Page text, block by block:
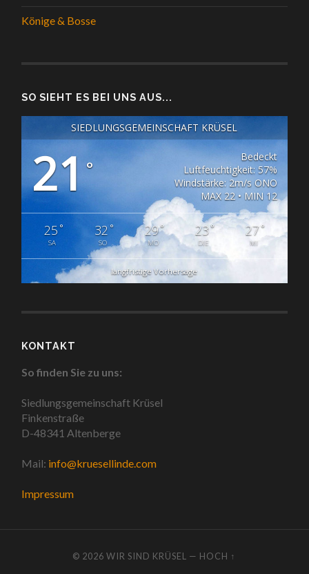
Könige & Bosse
SO SIEHT ES BEI UNS AUS...
SIEDLUNGSGEMEINSCHAFT KRÜSEL
21°
Bedeckt
Luftfeuchtigkeit: 57%
Windstärke: 2m/s ONO
MAX 22 • MIN 12
25°
SA
32 °
SO
29°
MO
23°
DIE
27°
MI
langfristige Vorhersage
KONTAKT
So finden Sie zu uns:
Siedlungsgemeinschaft Krüsel
Finkenstraße
D-48341 Altenberge
Mail: info@kruesellinde.com
Impressum
© 2026WIR SIND KRÜSEL — HOCH ↑